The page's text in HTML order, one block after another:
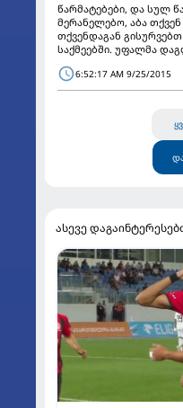
წარმატებები, და სულ
მერანელებო, აბა
თქვენდაგან
საქმეებში. უფალმა
6:52:17 AM 9/25/2015
ასევე